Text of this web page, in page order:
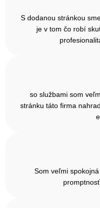
S dodanou stránkou
je v tom čo robí
so službami som
stránku táto firma
Som veľmi